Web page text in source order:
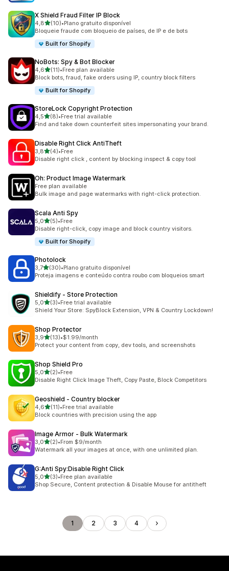
X Shield Fraud Filter IP Block
4,8de 5 estrelas
(10)
10 total de avaliações
•Plano gratuito disponível
Bloqueie fraude com bloqueio de países, de IP e de bots
Built for Shopify
NoBots: Spy & Bot Blocker
4,6de 5 estrelas
(11)
11 total de avaliações
•Free plan available
Block bots, fraud, fake orders using IP, country block filters
Built for Shopify
StoreLock Copyright Protection
4,5de 5 estrelas
(8)
8 total de avaliações
•Free trial available
Find and take down counterfeit sites impersonating your brand.
Disable Right Click AntiTheft
3,8de 5 estrelas
(4)
4 total de avaliações
•Free
Disable right click , content by blocking inspect & copy tool
Oh: Product Image Watermark
Free plan available
Bulk image and page watermarks with right-click protection.
Scala Anti Spy
5,0de 5 estrelas
(5)
5 total de avaliações
•Free
Disable right-click, copy image and block country visitors.
Built for Shopify
Photolock
3,7de 5 estrelas
(30)
30 total de avaliações
•Plano gratuito disponível
Proteja imagens e conteúdo contra roubo com bloqueios smart
Shieldify ‑ Store Protection
5,0de 5 estrelas
(3)
3 total de avaliações
•Free trial available
Shield Your Store: SpyBlock Extension, VPN & Country Lockdown!
Shop Protector
3,9de 5 estrelas
(13)
13 total de avaliações
•$1.99/month
Protect your content from copy, dev tools, and screenshots
Shop Shield Pro
5,0de 5 estrelas
(2)
2 total de avaliações
•Free
Disable Right Click Image Theft, Copy Paste, Block Competitors
Geoshield ‑ Country blocker
4,6de 5 estrelas
(11)
11 total de avaliações
•Free trial available
Block countries with precision using the app
Image Armor ‑ Bulk Watermark
3,0de 5 estrelas
(2)
2 total de avaliações
•From $9/month
Watermark all your images at once, with one unlimited plan.
G:Anti Spy:Disable Right Click
5,0de 5 estrelas
(3)
3 total de avaliações
•Free plan available
Shop Secure, Content protection & Disable Mouse for antitheft
1 2 3 4